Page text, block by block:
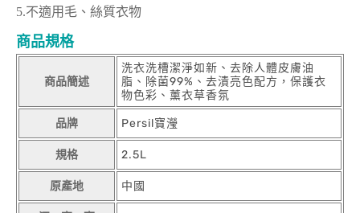
5.不適用毛、絲質衣物
商品規格
商品簡述
洗衣洗槽潔淨如新、去除人體皮膚油
脂、除菌99%、去漬亮色配方，保護衣
物色彩、薰衣草香氛
品牌 Persil寶瀅
規格 2.5L
原產地 中國